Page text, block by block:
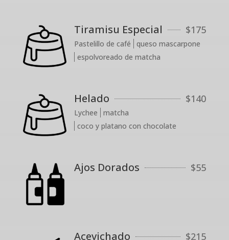
Tiramisu Especial $175
Pastelillo de café
queso mascarpone
espolvoreado de matcha
Helado $140
Lychee
matcha
coco y platano con chocolate
Ajos Dorados $55
Acevichado $215